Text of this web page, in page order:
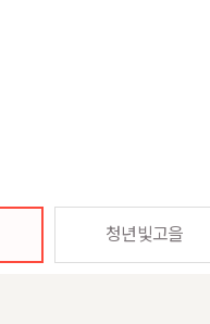
청년빛고을